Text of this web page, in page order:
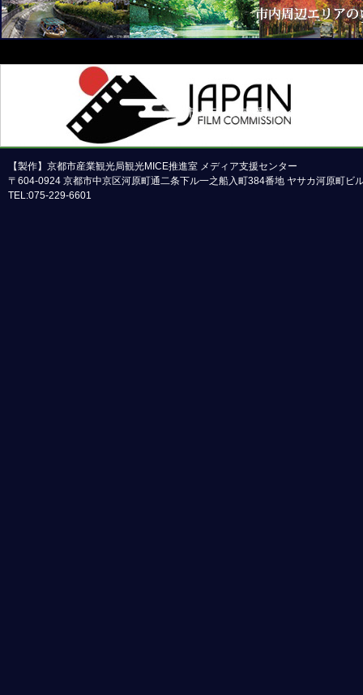
京都市メディア支援センターについて
【製作】京都市産業観光局観光MICE推進室 メディア支援センター
〒604-0924 京都市中京区河原町通二条下ル一之船入町384番地 ヤサカ河原町ビ
TEL:075-229-6601